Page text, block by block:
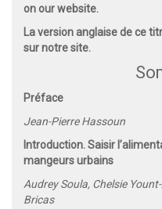
on our website.
La version anglaise de ce
sur notre site.
Préface
Jean-Pierre Hassoun
Introduction. Saisir
mangeurs urbains
Audrey Soula, Chelsie
Bricas